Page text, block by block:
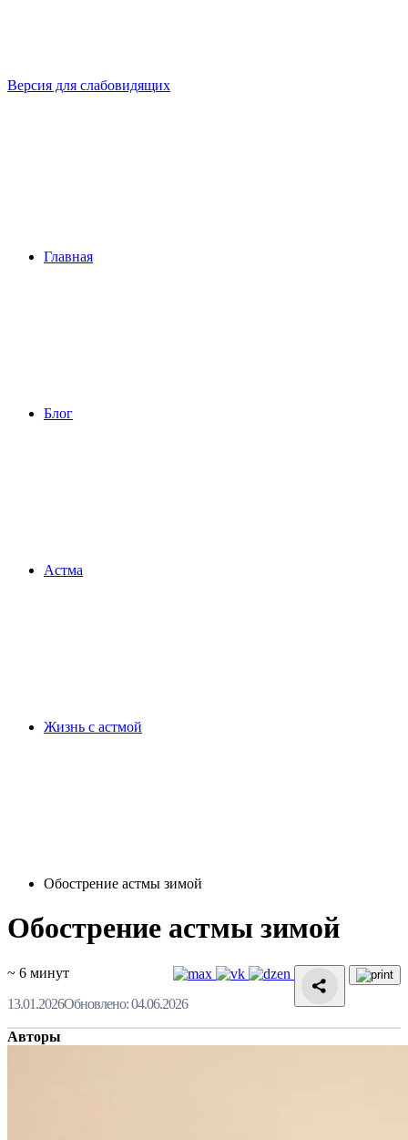
Версия для слабовидящих
Главная
Блог
Астма
Жизнь с астмой
Обострение астмы зимой
Обострение астмы зимой
~ 6 минут
13.01.2026Обновлено: 04.06.2026
Авторы